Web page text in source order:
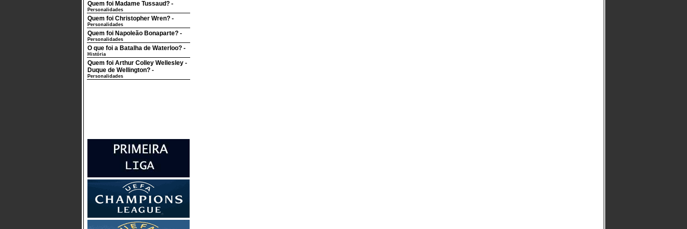
Quem foi Madame Tussaud? -
Personalidades
Quem foi Christopher Wren? -
Personalidades
Quem foi Napoleão Bonaparte? -
Personalidades
O que foi a Batalha de Waterloo? -
História
Quem foi Arthur Colley Wellesley -
Duque de Wellington? -
Personalidades